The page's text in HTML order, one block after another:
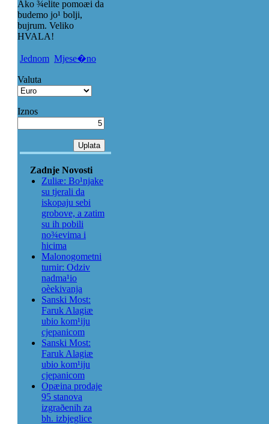
Ako ¾elite pomoæi da
budemo jo¹ bolji,
bujrum. Veliko
HVALA!
Jednom Mjese�no
Valuta
Iznos
Zadnje Novosti
Zuliæ: Bo¹njake
su tjerali da
iskopaju sebi
grobove, a zatim
su ih pobili
no¾evima i
hicima
Malonogometni
turnir: Odziv
nadma¹io
oèekivanja
Sanski Most:
Faruk Alagiæ
ubio kom¹iju
cjepanicom
Sanski Most:
Faruk Alagiæ
ubio kom¹iju
cjepanicom
Opæina prodaje
95 stanova
izgraðenih za
bh. izbjeglice